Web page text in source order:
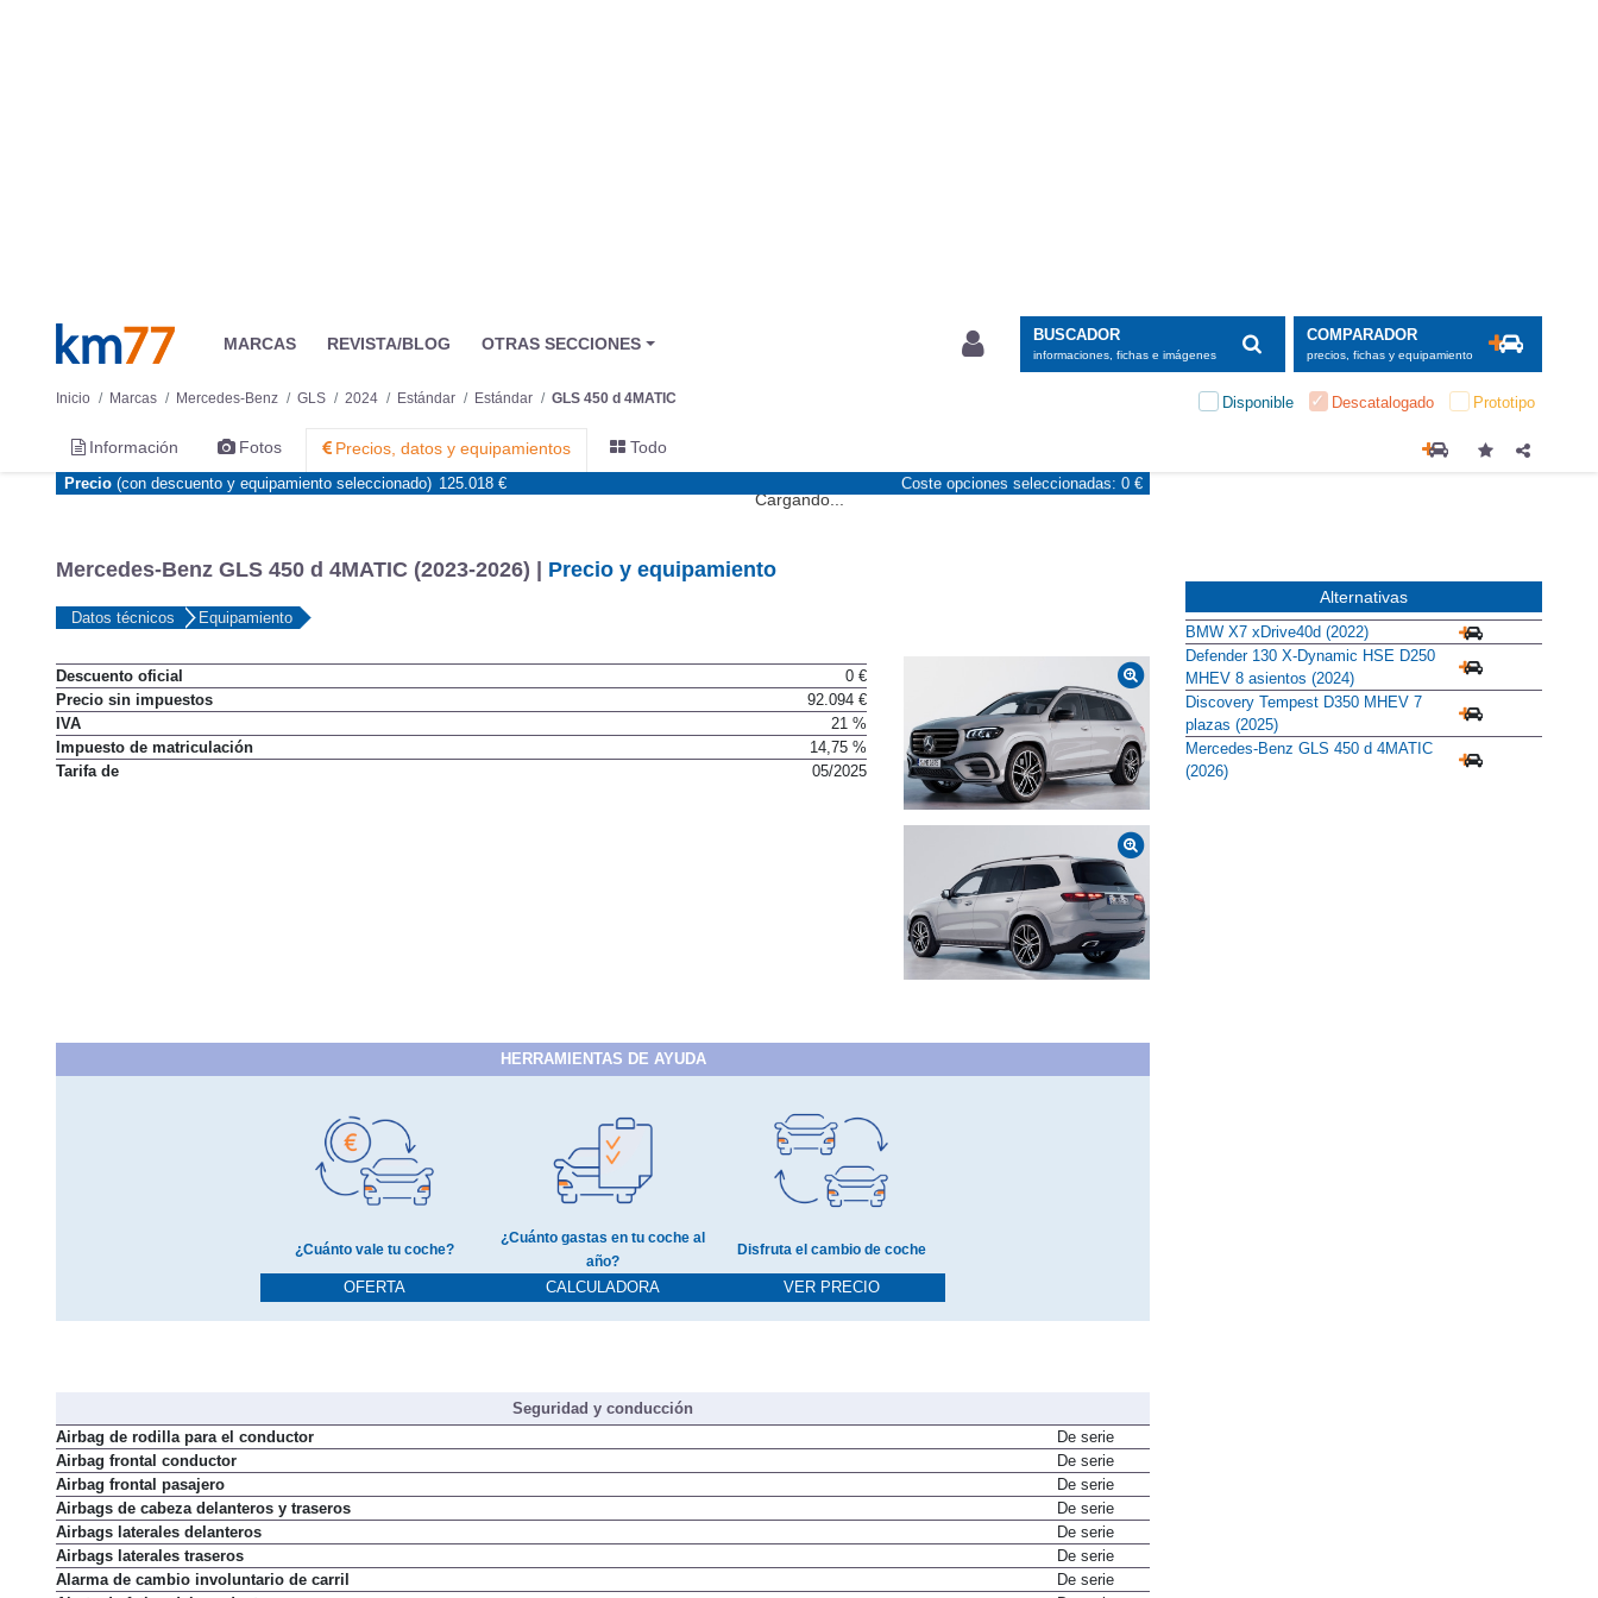
MARCAS REVISTA/BLOG OTRAS SECCIONES BUSCADOR
informaciones, fichas e imágenes
COMPARADOR
precios, fichas y equipamiento
Inicio Marcas Mercedes-Benz GLS 2024 Estándar Estándar GLS 450 d 4MATIC Disponible Descatalogado Prototipo
Información Fotos Precios, datos y equipamientos Todo
Cargando...
Mercedes-Benz GLS 450 d 4MATIC (2023-2026) | Precio y equipamiento
Datos técnicos Equipamiento
Precio (con descuento y equipamiento seleccionado) 125.018 € Coste opciones seleccionadas: 0 €
Descuento oficial
0 €
Precio sin impuestos
92.094 €
IVA
21 %
Impuesto de matriculación
14,75 %
Tarifa de
05/2025
HERRAMIENTAS DE AYUDA
¿Cuánto vale tu coche?
OFERTA
¿Cuánto gastas en tu coche al
año?
CALCULADORA
Disfruta el cambio de coche
VER PRECIO
Seguridad y conducción
Airbag de rodilla para el conductor
De serie
Airbag frontal conductor
De serie
Airbag frontal pasajero
De serie
Airbags de cabeza delanteros y traseros
De serie
Airbags laterales delanteros
De serie
Airbags laterales traseros
De serie
Alarma de cambio involuntario de carril
De serie
Alternativas
BMW X7 xDrive40d (2022)
Defender 130 X-Dynamic HSE D250
MHEV 8 asientos (2024)
Discovery Tempest D350 MHEV 7
plazas (2025)
Mercedes-Benz GLS 450 d 4MATIC
(2026)